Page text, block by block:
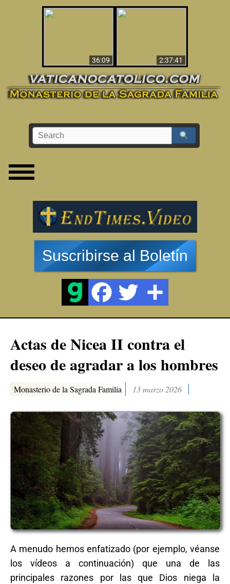
36:09
2:37:41
Suscribirse al Boletín
Actas de Nicea II contra el
deseo de agradar a los hombres
Monasterio de la Sagrada Familia 13 marzo 2026
A menudo hemos enfatizado (por ejemplo, véanse
los vídeos a continuación) que una de las
principales razones por las que Dios niega la